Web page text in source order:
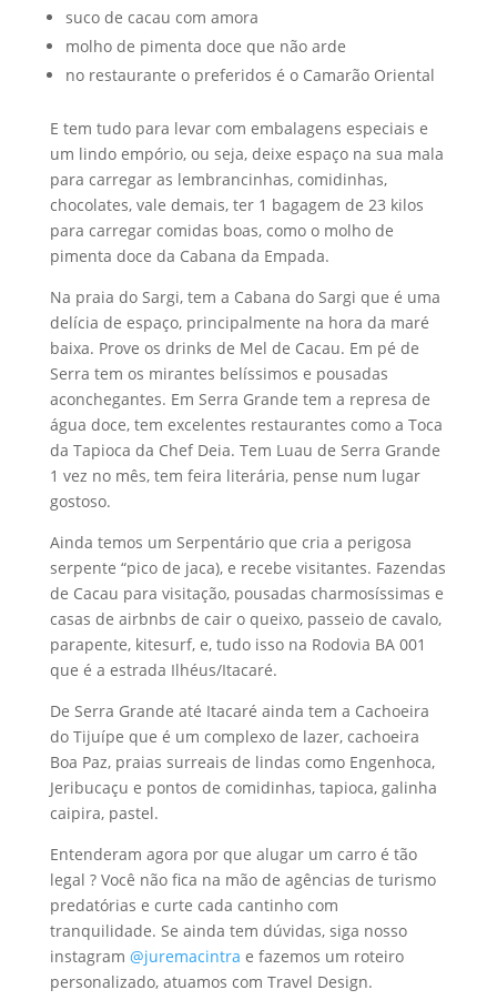
suco de cacau com amora
molho de pimenta doce que não arde
no restaurante o preferidos é o Camarão Oriental
E tem tudo para levar com embalagens especiais e
um lindo empório, ou seja, deixe espaço na sua mala
para carregar as lembrancinhas, comidinhas,
chocolates, vale demais, ter 1 bagagem de 23 kilos
para carregar comidas boas, como o molho de
pimenta doce da Cabana da Empada.
Na praia do Sargi, tem a Cabana do Sargi que é uma
delícia de espaço, principalmente na hora da maré
baixa. Prove os drinks de Mel de Cacau. Em pé de
Serra tem os mirantes belíssimos e pousadas
aconchegantes. Em Serra Grande tem a represa de
água doce, tem excelentes restaurantes como a Toca
da Tapioca da Chef Deia. Tem Luau de Serra Grande
1 vez no mês, tem feira literária, pense num lugar
gostoso.
Ainda temos um Serpentário que cria a perigosa
serpente “pico de jaca), e recebe visitantes. Fazendas
de Cacau para visitação, pousadas charmosíssimas e
casas de airbnbs de cair o queixo, passeio de cavalo,
parapente, kitesurf, e, tudo isso na Rodovia BA 001
que é a estrada Ilhéus/Itacaré.
De Serra Grande até Itacaré ainda tem a Cachoeira
do Tijuípe que é um complexo de lazer, cachoeira
Boa Paz, praias surreais de lindas como Engenhoca,
Jeribucaçu e pontos de comidinhas, tapioca, galinha
caipira, pastel.
Entenderam agora por que alugar um carro é tão
legal ? Você não fica na mão de agências de turismo
predatórias e curte cada cantinho com
tranquilidade. Se ainda tem dúvidas, siga nosso
instagram @juremacintra e fazemos um roteiro
personalizado, atuamos com Travel Design.